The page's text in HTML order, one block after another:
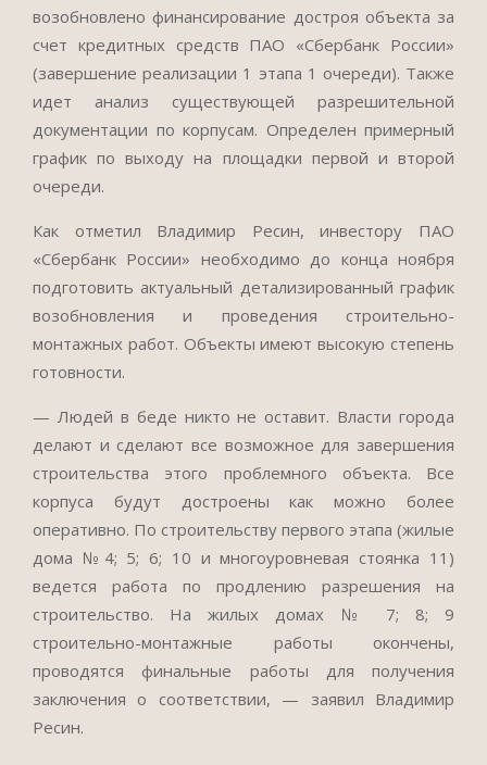
возобновлено финансирование достроя объекта за
счет кредитных средств ПАО «Сбербанк России»
(завершение реализации 1 этапа 1 очереди). Также
идет анализ существующей разрешительной
документации по корпусам. Определен примерный
график по выходу на площадки первой и второй
очереди.
Как отметил Владимир Ресин, инвестору ПАО
«Сбербанк России» необходимо до конца ноября
подготовить актуальный детализированный график
возобновления и проведения строительно-
монтажных работ. Объекты имеют высокую степень
готовности.
— Людей в беде никто не оставит. Власти города
делают и сделают все возможное для завершения
строительства этого проблемного объекта. Все
корпуса будут достроены как можно более
оперативно. По строительству первого этапа (жилые
дома №4; 5; 6; 10 и многоуровневая стоянка 11)
ведется работа по продлению разрешения на
строительство. На жилых домах № 7; 8; 9
строительно-монтажные работы окончены,
проводятся финальные работы для получения
заключения о соответствии, — заявил Владимир
Ресин.